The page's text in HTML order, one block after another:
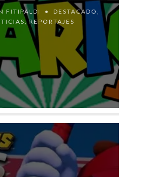
FITIPALDI DESTACADO
,REPORTAJES